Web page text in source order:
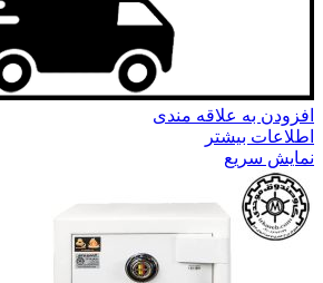
افزودن به علاقه مندی
اطلاعات بیشتر
نمایش سریع